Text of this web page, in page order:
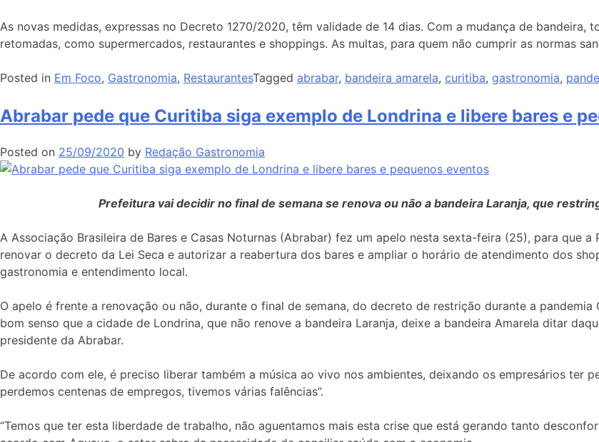
As novas medidas, expressas no Decreto 1270/2020, têm validade de 14 dias. Com a mudança de bandeira,
retomadas, como supermercados, restaurantes e shoppings. As multas, para quem não cumprir as normas
Posted in Em Foco, Gastronomia, RestaurantesTagged abrabar, bandeira amarela, curitiba, gastronomia,
Abrabar pede que Curitiba siga exemplo de Londrina e libere bares e
Posted on 25/09/2020 by Redação Gastronomia
Prefeitura vai decidir no final de semana se renova ou não a bandeira Laranja, que
A Associação Brasileira de Bares e Casas Noturnas (Abrabar) fez um apelo nesta sexta-feira (25), para que
renovar o decreto da Lei Seca e autorizar a reabertura dos bares e ampliar o horário de atendimento dos
gastronomia e entendimento local.
O apelo é frente a renovação ou não, durante o final de semana, do decreto de restrição durante a
bom senso que a cidade de Londrina, que não renove a bandeira Laranja, deixe a bandeira Amarela ditar
presidente da Abrabar.
De acordo com ele, é preciso liberar também a música ao vivo nos ambientes, deixando os empresários ter
perdemos centenas de empregos, tivemos várias falências”.
“Temos que ter esta liberdade de trabalho, não aguentamos mais esta crise que está gerando tanto